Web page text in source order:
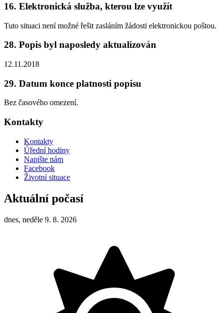
16. Elektronická služba, kterou lze využít
Tuto situaci není možné řešit zasláním žádosti elektronickou poštou.
28. Popis byl naposledy aktualizován
12.11.2018
29. Datum konce platnosti popisu
Bez časového omezení.
Kontakty
Kontakty
Úřední hodiny
Napište nám
Facebook
Životní situace
Aktuální počasí
dnes, neděle 9. 8. 2026